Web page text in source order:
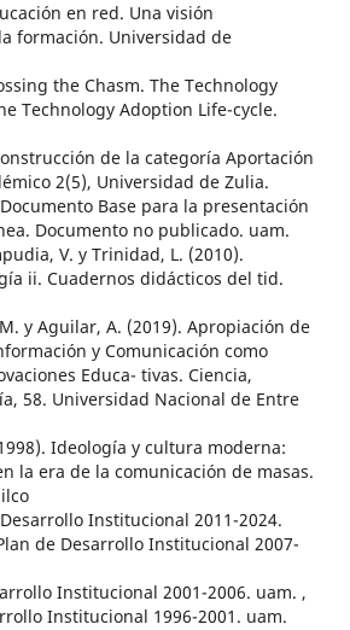
en red. Una visión
formación. Universidad de
the Chasm. The Technology
Technology Adoption Life-cycle.
de la categoría Aportación
2(5), Universidad de Zulia.
Base para la presentación
Documento no publicado. uam.
V. y Trinidad, L. (2010).
ii. Cuadernos didácticos del tid.
y Aguilar, A. (2019). Apropiación de
y Comunicación como
Educa- tivas. Ciencia,
58. Universidad Nacional de Entre
Ideología y cultura moderna:
la era de la comunicación de masas.
Institucional 2011-2024.
de Desarrollo Institucional 2007-
Institucional 2001-2006. uam. ,
Institucional 1996-2001. uam.